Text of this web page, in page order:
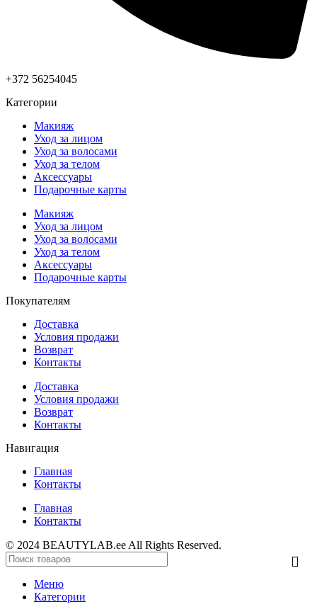
+372 56254045
Категории
Макияж
Уход за лицом
Уход за волосами
Уход за телом
Аксессуары
Подарочные карты
Макияж
Уход за лицом
Уход за волосами
Уход за телом
Аксессуары
Подарочные карты
Покупателям
Доставка
Условия продажи
Возврат
Контакты
Доставка
Условия продажи
Возврат
Контакты
Навигация
Главная
Контакты
Главная
Контакты
© 2024 BEAUTYLAB.ee All Rights Reserved.
Меню
Категории